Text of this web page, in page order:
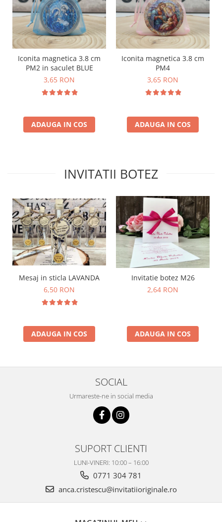
Iconita magnetica 3.8 cm
PM2 in saculet BLUE
3,65 RON
ADAUGA IN COS
Iconita magnetica 3.8 cm
PM4
3,65 RON
ADAUGA IN COS
INVITATII BOTEZ
Mesaj in sticla LAVANDA
6,50 RON
ADAUGA IN COS
Invitatie botez M26
2,64 RON
ADAUGA IN COS
SOCIAL
Urmareste-ne in social media
SUPORT CLIENTI
LUNI-VINERI: 10:00 – 16:00
0771 304 781
anca.cristescu@invitatiioriginale.ro